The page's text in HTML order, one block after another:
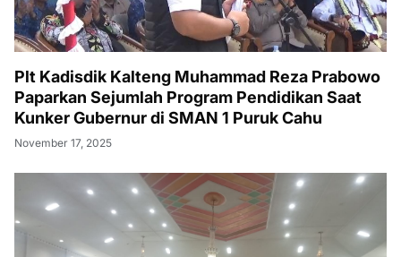
Plt Kadisdik Kalteng Muhammad Reza Prabowo
Paparkan Sejumlah Program Pendidikan Saat
Kunker Gubernur di SMAN 1 Puruk Cahu
November 17, 2025